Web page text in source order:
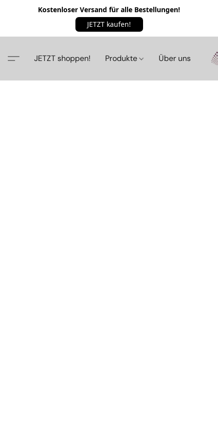
Kostenloser Versand für alle Bestellungen!
JETZT kaufen!
JETZT shoppen! Produkte Über uns